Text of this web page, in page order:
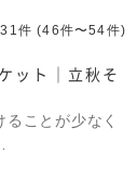
件 (46件〜54件)
ット｜立秋そ
ことが少なく